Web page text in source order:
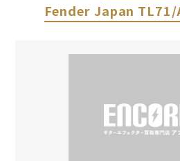
Fender Japan TL71/